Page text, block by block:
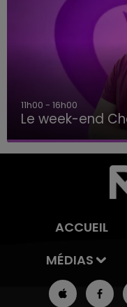
11h00 - 16h00
Le week-end
ACCUEIL
MÉDIAS